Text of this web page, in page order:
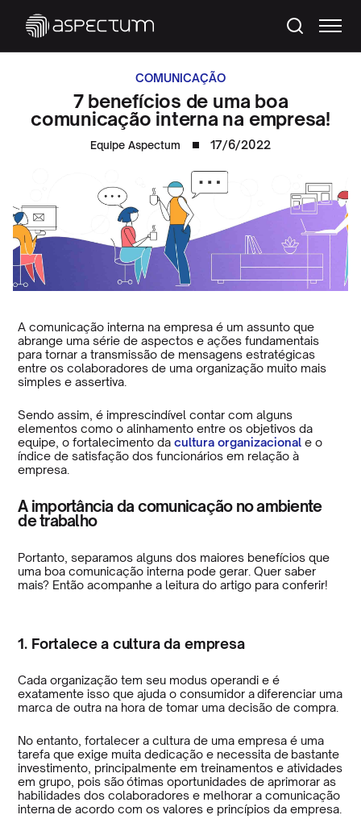
COMUNICAÇÃO
7 benefícios de uma boa
comunicação interna na empresa!
Equipe Aspectum 17/6/2022
A comunicação interna na empresa é um assunto que
abrange uma série de aspectos e ações fundamentais
para tornar a transmissão de mensagens estratégicas
entre os colaboradores de uma organização muito mais
simples e assertiva.
Sendo assim, é imprescindível contar com alguns
elementos como o alinhamento entre os objetivos da
equipe, o fortalecimento dacultura organizacional e o
índice de satisfação dos funcionários em relação à
empresa.
A importância da comunicação no ambiente
de trabalho
Portanto, separamos alguns dos maiores benefícios que
uma boa comunicação interna pode gerar. Quer saber
mais? Então acompanhe a leitura do artigo para conferir!
1. Fortalece a cultura da empresa
Cada organização tem seu modus operandi e é
exatamente isso que ajuda o consumidor a diferenciar uma
marca de outra na hora de tomar uma decisão de compra.
No entanto, fortalecer a cultura de uma empresa é uma
tarefa que exige muita dedicação e necessita de bastante
investimento, principalmente em treinamentos e atividades
em grupo, pois são ótimas oportunidades de aprimorar as
habilidades dos colaboradores e melhorar a comunicação
interna de acordo com os valores e princípios da empresa.